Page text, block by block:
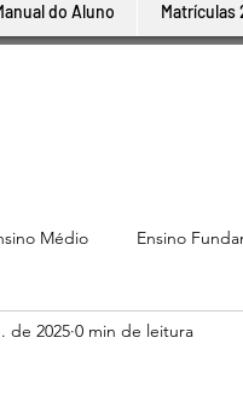
do Aluno Matrículas
Médio Ensino
de 2025 0 min de leitura